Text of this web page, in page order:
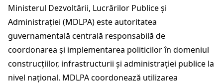
Ministerul Dezvoltării, Lucrărilor Publice și
Administrației (MDLPA) este autoritatea
guvernamentală centrală responsabilă de
coordonarea și implementarea politicilor în domeniul
construcțiilor, infrastructurii și administrației publice la
nivel național. MDLPA coordonează utilizarea